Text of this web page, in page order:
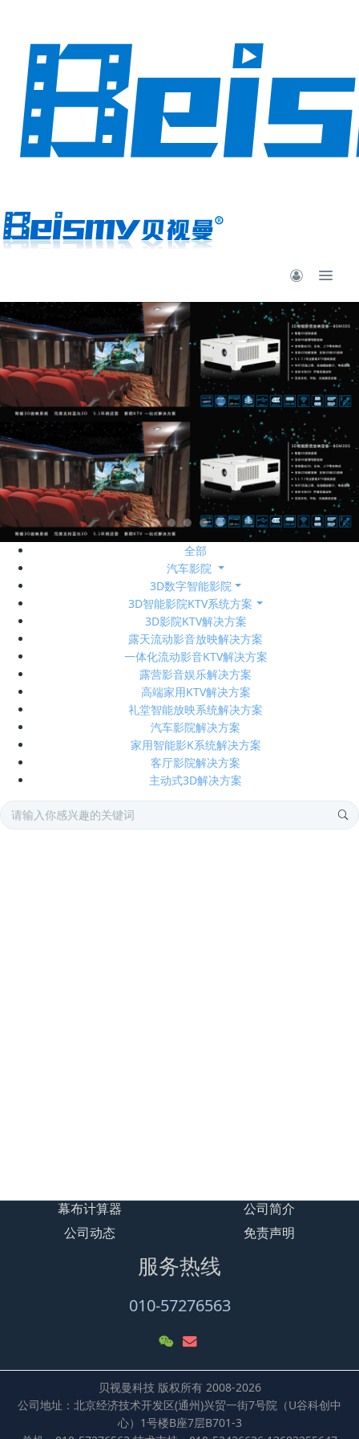
全部
汽车影院
3D数字智能影院
3D智能影院KTV系统方案
3D影院KTV解决方案
露天流动影音放映解决方案
一体化流动影音KTV解决方案
露营影音娱乐解决方案
高端家用KTV解决方案
礼堂智能放映系统解决方案
汽车影院解决方案
家用智能影K系统解决方案
客厅影院解决方案
主动式3D解决方案
幕布计算器
公司简介
公司动态
免责声明
服务热线
010-57276563
贝视曼科技 版权所有 2008-2026
公司地址：北京经济技术开发区(通州)兴贸一街7号院（U谷科创中
心）1号楼B座7层B701-3